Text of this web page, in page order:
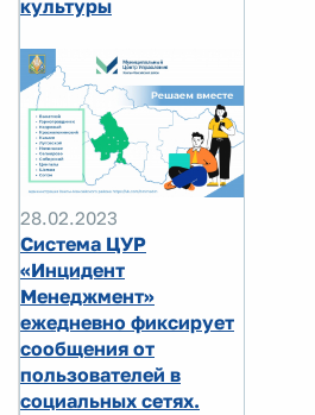
культуры
28.02.2023
Система ЦУР
«Инцидент
Менеджмент»
ежедневно фиксирует
сообщения от
пользователей в
социальных сетях.